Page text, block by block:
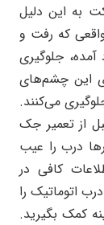
به این دلیل
که رفت و
جلوگیری
این چشم‌های
می‌کنند.
از تعمیر جک
درب را عیب
کافی در
اتوماتیک را
کمک بگیرید.